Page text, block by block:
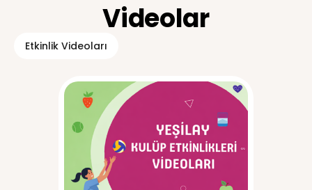
Videolar
Etkinlik Videoları